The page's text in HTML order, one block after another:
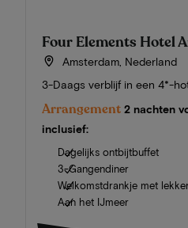
Four Elements Hotel
Amsterdam, Nederland
3-Daags verblijf in een 4*-
Arrangement 2 nachten
inclusief:
Dagelijks ontbijtbuffet
3-Gangendiner
Welkomstdrankje met
Aan het IJmeer